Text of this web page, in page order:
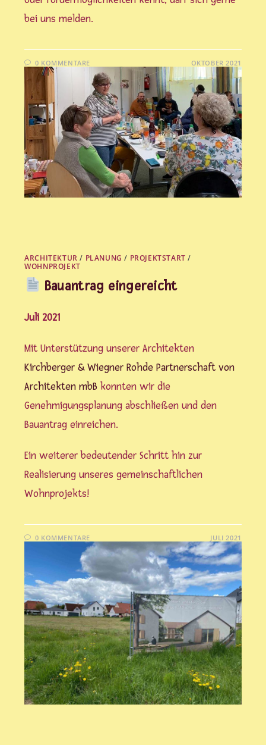
bei uns melden.
0 KOMMENTARE 1. OKTOBER 2021
ARCHITEKTUR / PLANUNG / PROJEKTSTART /
WOHNPROJEKT
Bauantrag eingereicht
Juli 2021
Mit Unterstützung unserer Architekten
Kirchberger & Wiegner Rohde Partnerschaft von
Architekten mbB konnten wir die
Genehmigungsplanung abschließen und den
Bauantrag einreichen.
Ein weiterer bedeutender Schritt hin zur
Realisierung unseres gemeinschaftlichen
Wohnprojekts!
0 KOMMENTARE 1. JULI 2021